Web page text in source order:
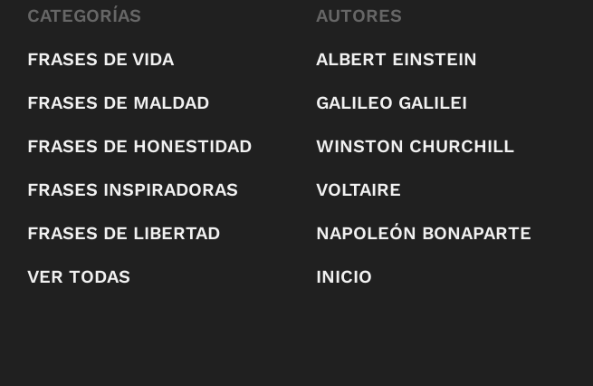
CATEGORÍAS
FRASES DE VIDA
FRASES DE MALDAD
FRASES DE HONESTIDAD
FRASES INSPIRADORAS
FRASES DE LIBERTAD
VER TODAS
AUTORES
ALBERT EINSTEIN
GALILEO GALILEI
WINSTON CHURCHILL
VOLTAIRE
NAPOLEÓN BONAPARTE
INICIO